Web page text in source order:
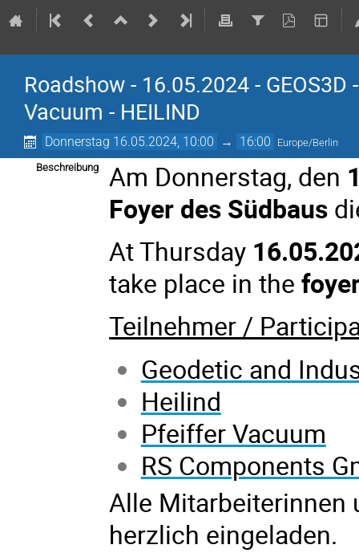
Roadshow - 16.05.2024 - GEOS3D
Vacuum - HEILIND
Donnerstag 16.05.2024, 10:00 → 16:00 Europe/Berlin
Beschreibung Am Donnerstag, den
Foyer des Südbaus
At Thursday
take place in the
Teilnehmer /
Geodetic and
Heilind
Pfeiffer Vacuum
RS Components
Alle Mitarbeiterinnen
herzlich eingeladen.